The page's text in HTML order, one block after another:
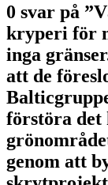
0 svar på
kryperi för
inga
att de
förstöra det
genom att